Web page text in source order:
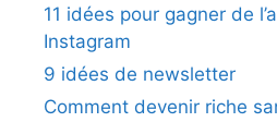
11 idées pour gagner de
Instagram
9 idées de newsletter
Comment devenir riche